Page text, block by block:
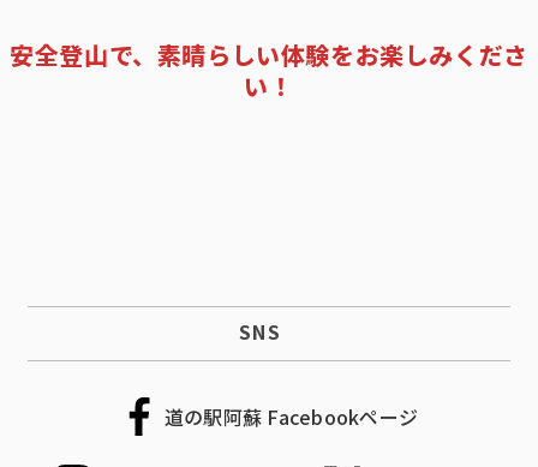
安全登山で、素晴らしい体験をお楽しみくださ
い！
SNS
道の駅阿蘇 Facebookページ